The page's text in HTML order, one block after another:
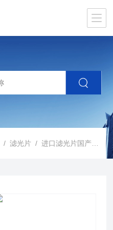
/滤光片 /进口滤光片国产化 /